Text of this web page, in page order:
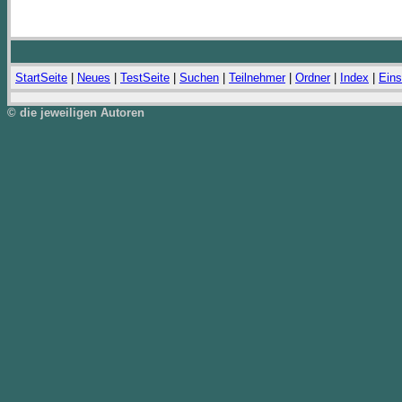
StartSeite Neues TestSeite Suchen Teilnehmer| Ordner| Index
© die jeweiligen Autoren